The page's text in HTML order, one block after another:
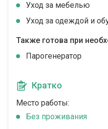
Уход за мебелью
Уход за одеждой и
Также готова при
Парогенератор
Кратко
Место работы:
Без проживания